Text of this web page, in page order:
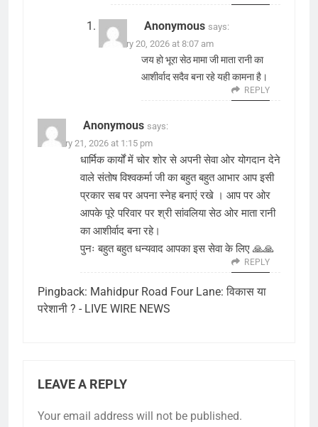
Anonymous says:
February 20, 2026 at 8:07 am
जय हो भूरा सेठ मामा जी माता रानी का
आशीर्वाद सदैव बना रहे यही कामना है।
REPLY
Anonymous says:
February 21, 2026 at 1:15 pm
धार्मिक कार्यों में चोर शोर से अपनी सेवा ओर योगदान देने
वाले संतोष विश्वकर्मा जी का बहुत बहुत आभार आप इसी
प्रकार सब पर अपना स्नेह बनाएं रखे । आप पर ओर
आपके पूरे परिवार पर श्री सांवलिया सेठ ओर माता रानी
का आशीर्वाद बना रहे।
पुनः बहुत बहुत धन्यवाद आपका इस सेवा के लिए 🙏🙏
REPLY
Pingback: Mahidpur Road Four Lane: विकास या
परेशानी ? - LIVE WIRE NEWS
LEAVE A REPLY
Your email address will not be published.